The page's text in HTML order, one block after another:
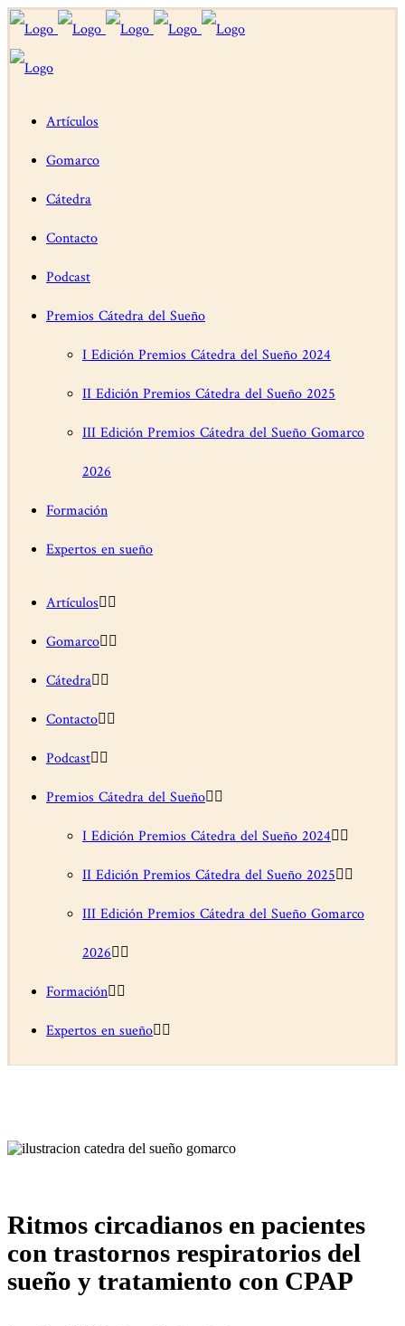
Artículos
Gomarco
Cátedra
Contacto
Podcast
Premios Cátedra del Sueño
I Edición Premios Cátedra del Sueño 2024
II Edición Premios Cátedra del Sueño 2025
III Edición Premios Cátedra del Sueño Gomarco
2026
Formación
Expertos en sueño
Artículos
Gomarco
Cátedra
Contacto
Podcast
Premios Cátedra del Sueño
I Edición Premios Cátedra del Sueño 2024
II Edición Premios Cátedra del Sueño 2025
III Edición Premios Cátedra del Sueño Gomarco
2026
Formación
Expertos en sueño
Ritmos circadianos en pacientes
con trastornos respiratorios del
sueño y tratamiento con CPAP